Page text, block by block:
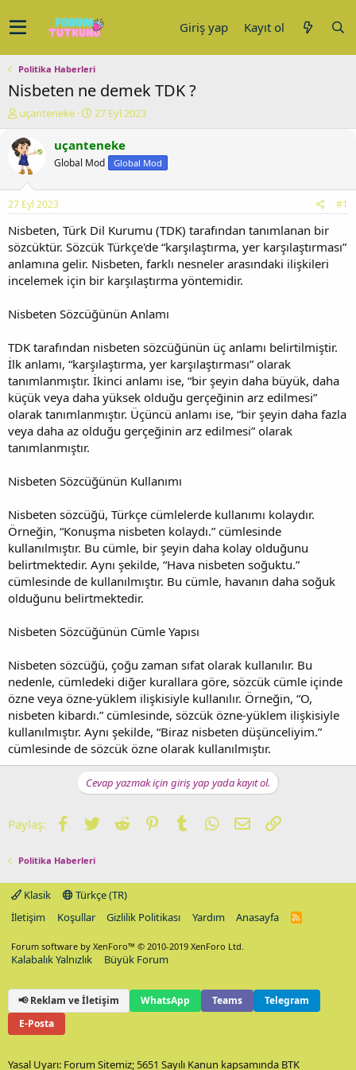
Giriş yap Kayıt ol
Politika Haberleri
Nisbeten ne demek TDK ?
K
n
u
y
b
a
ş
l
a
t
a
uçanteneke
B
ş
a
ç
t
a
r
i
i
27 Eyl 2023
uçanteneke
Global Mod Global Mod
27 Eyl 2023 #1
Nisbeten, Türk Dil Kurumu (TDK) tarafından tanımlanan bir
sözcüktür. Sözcük Türkçe'de “karşılaştırma, yer karşılaştırması”
anlamına gelir. Nisbeten, farklı nesneler arasındaki ilişkileri
incelemek için bir karşılaştırma yöntemidir.
Nisbeten Sözcüğünün Anlamı
TDK tarafından nisbeten sözcüğünün üç anlamı belirtilmiştir.
İlk anlamı, “karşılaştırma, yer karşılaştırması” olarak
tanımlanmıştır. İkinci anlamı ise, “bir şeyin daha büyük, daha
küçük veya daha yüksek olduğu gerçeğinin arz edilmesi”
olarak tanımlanmıştır. Üçüncü anlamı ise, “bir şeyin daha fazla
veya daha az olduğu gerçeğinin arz edilmesi” olarak
tanımlanmıştır.
Nisbeten Sözcüğünün Kullanımı
Nisbeten sözcüğü, Türkçe cümlelerde kullanımı kolaydır.
Örneğin, “Konuşma nisbeten kolaydı.” cümlesinde
kullanılmıştır. Bu cümle, bir şeyin daha kolay olduğunu
belirtmektedir. Aynı şekilde, “Hava nisbeten soğuktu.”
cümlesinde de kullanılmıştır. Bu cümle, havanın daha soğuk
olduğunu belirtmektedir.
Nisbeten Sözcüğünün Cümle Yapısı
Nisbeten sözcüğü, çoğu zaman sıfat olarak kullanılır. Bu
nedenle, cümledeki diğer kurallara göre, sözcük cümle içinde
özne veya özne-yüklem ilişkisiyle kullanılır. Örneğin, “O,
nisbeten kibardı.” cümlesinde, sözcük özne-yüklem ilişkisiyle
kullanılmıştır. Aynı şekilde, “Biraz nisbeten düşünceliyim.”
cümlesinde de sözcük özne olarak kullanılmıştır.
Cevap yazmak için giriş yap yada kayıt ol.
Paylaş: Facebook
TwitterReddit PinterestTumblrWhatsApp
E-postaLink
Politika Haberleri
Klasik
Türkçe (TR)
İletişim
Koşullar Gizlilik Politikası Yardım Anasayfa
R
Forum software by XenForo™ © 2010-2019 XenForo Ltd.
Kalabalık Yalnızlık Büyük Forum
📢 Reklam ve İletişim WhatsApp Teams
Telegram
E-Posta
Yasal Uyarı: Forum Sitemiz; 5651 Sayılı Kanun kapsamında BTK